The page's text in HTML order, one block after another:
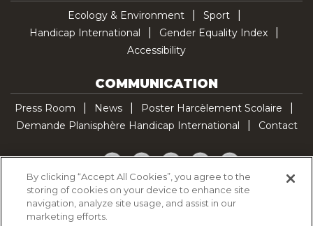
Ecology & Environment
Sport
Handicap International
Gender Equality Index
Accessibility
COMMUNICATION
Press Room News
Poster Harcèlement Scolaire
Demande Planisphère Handicap International
Contact
Facebook
TwitterYouTubePinterestTikTok
Cookie Policy
By clicking “Accept All Cookies”, you agree to the
storing of cookies on your device to enhance site
navigation, analyze site usage, and assist in our
marketing efforts.